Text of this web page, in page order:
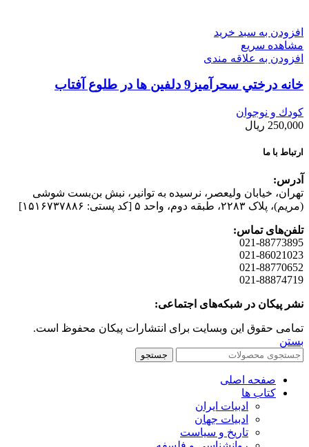
افزودن به سبد خرید
مشاهده سریع
افزودن به علاقه مندی
خانه درختي سحرآميز9 دلفين ها در طلوع آفتاب
کودك و نوجوان
250,000 ریال
ارتباط با ما
آدرس:
تهران، خیابان وليعصر، نرسيده به توانير، نبش بن‌بست شوشی
(مريم)، پلاک ۲۲۸۳، طبقه دوم، واحد ۵ [کد پستی: ۱۵۱۶۷۳۷۸۸۶]
تلفن‌های تماس:
021-88773895
021-86021023
021-88770652
021-88874719
نشر پیکان در شبکه‌های اجتماعی:
تمامی حقوق این وبسایت برای انتشارات پیکان محفوظ است.
بستن
جستجو
صفحه اصلی
کتاب ها
ادبیات ایران
ادبیات جهان
تاریخ و سیاست